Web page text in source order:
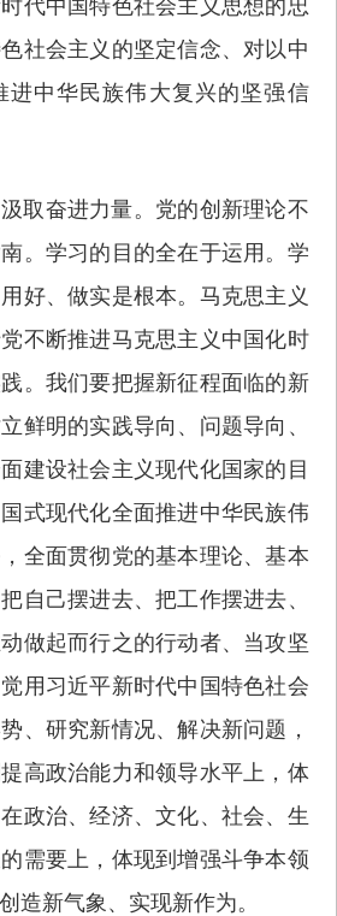
代中国特色社会主义思想的忠
社会主义的坚定信念、对以中
进中华民族伟大复兴的坚强信
取奋进力量。党的创新理论不
。学习的目的全在于运用。学
好、做实是根本。马克思主义
不断推进马克思主义中国化时
。我们要把握新征程面临的新
鲜明的实践导向、问题导向、
建设社会主义现代化国家的目
式现代化全面推进中华民族伟
全面贯彻党的基本理论、基本
自己摆进去、把工作摆进去、
做起而行之的行动者、当攻坚
用习近平新时代中国特色社会
、研究新情况、解决新问题，
高政治能力和领导水平上，体
政治、经济、文化、社会、生
需要上，体现到增强斗争本领
造新气象、实现新作为。